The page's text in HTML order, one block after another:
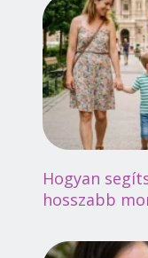
Hogyan
hosszabb